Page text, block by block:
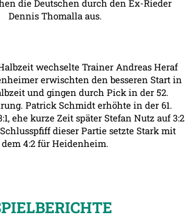
die Deutschen durch den Ex-Rieder
Dennis Thomalla aus.
wechselte Trainer Andreas Heraf
erwischten den besseren Start in
und gingen durch Pick in der 52.
Patrick Schmidt erhöhte in der 61.
ehe kurze Zeit später Stefan Nutz auf 3:2
dieser Partie setzte Stark mit
dem 4:2 für Heidenheim.